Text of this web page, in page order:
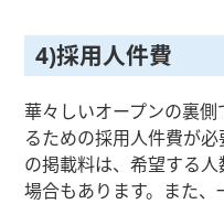
4)採用人件費
華々しいオープンの裏
るための採用人件費が
の掲載料は、希望する
場合もあります。また